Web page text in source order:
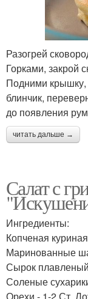
Разогрей
Горками, закрой
Подними крышку,
блинчик,
до появления
читать дальше →
Салат с
Ингредиенты:
Копченая
Маринованные
Сырок
Соленые